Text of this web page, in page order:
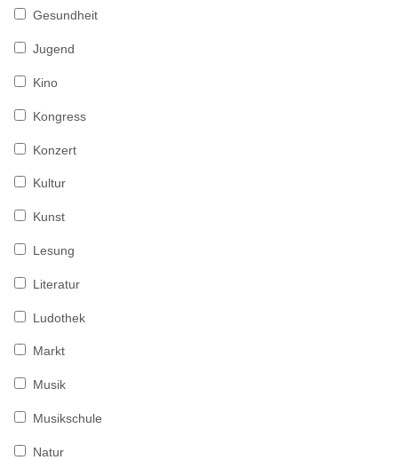
Gesundheit
Jugend
Kino
Kongress
Konzert
Kultur
Kunst
Lesung
Literatur
Ludothek
Markt
Musik
Musikschule
Natur